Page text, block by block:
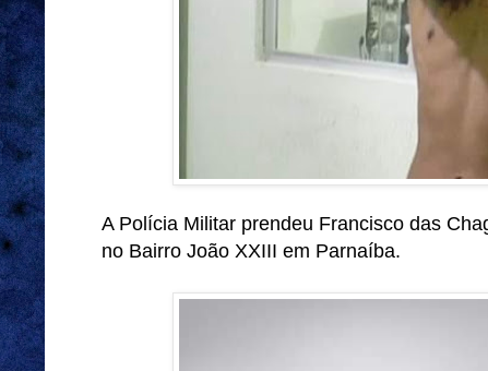
A Polícia Militar prendeu Francisco das
no Bairro João XXIII em Parnaíba.